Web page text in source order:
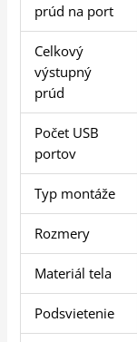
prúd na port
Celkový
výstupný
prúd
Počet USB
portov
Typ montáže
Rozmery
Materiál tela
Podsvietenie